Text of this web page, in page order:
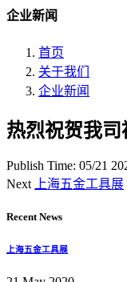
企业新闻
首页
关于我们
企业新闻
热烈祝贺我
Publish Time: 05/21
Next
上海五金工具展
Recent News
上海五金工具展